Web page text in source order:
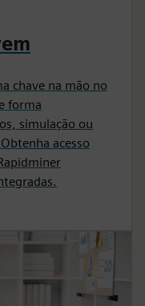
chave na mão no
forma
simulação ou
acesso